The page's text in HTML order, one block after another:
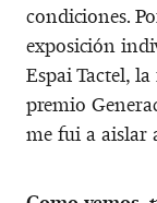
condiciones.
exposición
Espai Tactel,
premio
me fui a aislar